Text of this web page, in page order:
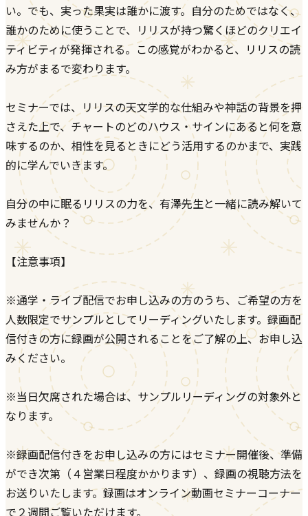
い。でも、実った果実は誰かに渡す。自分のためではなく、
誰かのために使うことで、リリスが持つ驚くほどのクリエイ
ティビティが発揮される。この感覚がわかると、リリスの読
み方がまるで変わります。
セミナーでは、リリスの天文学的な仕組みや神話の背景を押
さえた上で、チャートのどのハウス・サインにあると何を意
味するのか、相性を見るときにどう活用するのかまで、実践
的に学んでいきます。
自分の中に眠るリリスの力を、有澤先生と一緒に読み解いて
みませんか？
【注意事項】
※通学・ライブ配信でお申し込みの方のうち、ご希望の方を
人数限定でサンプルとしてリーディングいたします。録画配
信付きの方に録画が公開されることをご了解の上、お申し込
みください。
※当日欠席された場合は、サンプルリーディングの対象外と
なります。
※録画配信付きをお申し込みの方にはセミナー開催後、準備
ができ次第（４営業日程度かかります）、録画の視聴方法を
お送りいたします。録画はオンライン動画セミナーコーナー
で２週間ご覧いただけます。